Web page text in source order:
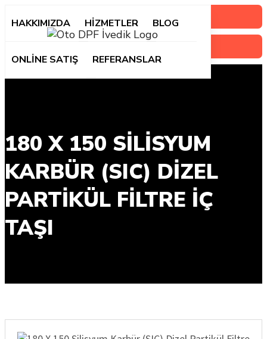
HAKKIMIZDA HİZMETLER BLOG
ONLİNE SATIŞ REFERANSLAR
180 X 150 SILISYUM
KARBÜR (SIC) DIZEL
PARTIKÜL FILTRE İÇ
TAŞI